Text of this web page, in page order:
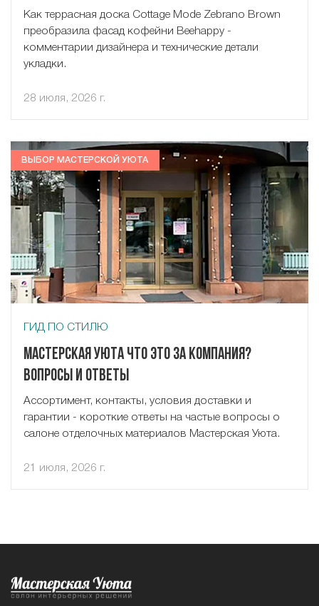
Как террасная доска Cottage Mode Zebrano Brown
преобразила фасад кофейни Beehappy -
комментарии дизайнера и технические детали
укладки.
28 июля, 2026 г.
ВЫБОР МАСТЕРСКОЙ УЮТА
ГИД ПО СТИЛЮ
Мастерская Уюта что это за компания?
Вопросы и ответы
Ассортимент, контакты, условия доставки и
гарантии - короткие ответы на частые вопросы о
салоне отделочных материалов Мастерская Уюта.
21 июля, 2026 г.